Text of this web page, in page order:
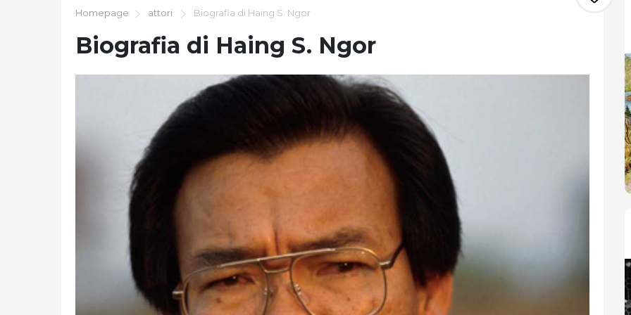
Homepage attori Biografia di Haing S. Ngor
Biografia di Haing S. Ngor